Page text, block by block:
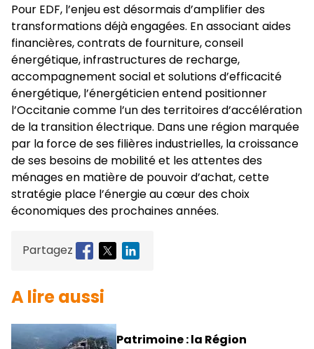
Pour EDF, l’enjeu est désormais d’amplifier des
transformations déjà engagées. En associant aides
financières, contrats de fourniture, conseil
énergétique, infrastructures de recharge,
accompagnement social et solutions d’efficacité
énergétique, l’énergéticien entend positionner
l’Occitanie comme l’un des territoires d’accélération
de la transition électrique. Dans une région marquée
par la force de ses filières industrielles, la croissance
de ses besoins de mobilité et les attentes des
ménages en matière de pouvoir d’achat, cette
stratégie place l’énergie au cœur des choix
économiques des prochaines années.
Partagez
A lire aussi
Patrimoine : la Région